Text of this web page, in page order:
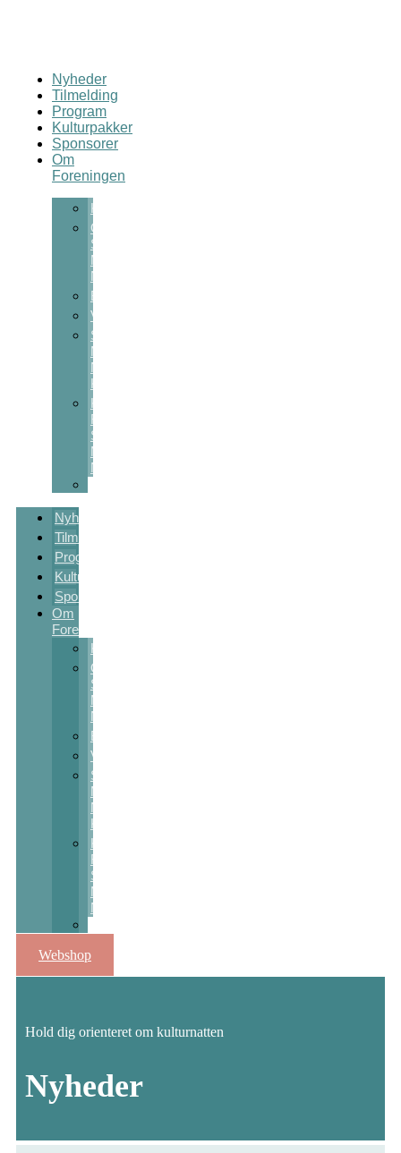
Nyheder
Tilmelding
Program
Kulturpakker
Sponsorer
Om
Foreningen
Kontakt
Om
Sct
Michaels
Nat
Bestyrelsen
Vedtægter
Sct
Michaels
Nats
Kulturpris
Kulturstøtte
Fra
Sct
Michaels
Nat
Nyheder
Tilmelding
Program
Kulturpakker
Sponsorer
Om
Foreningen
Kontakt
Om
Sct
Michaels
Nat
Bestyrelsen
Vedtægter
Sct
Michaels
Nats
Kulturpris
Kulturstøtte
Fra
Sct
Michaels
Nat
Webshop
Hold dig orienteret om kulturnatten
Nyheder